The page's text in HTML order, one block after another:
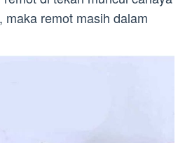
maka remot masih dalam